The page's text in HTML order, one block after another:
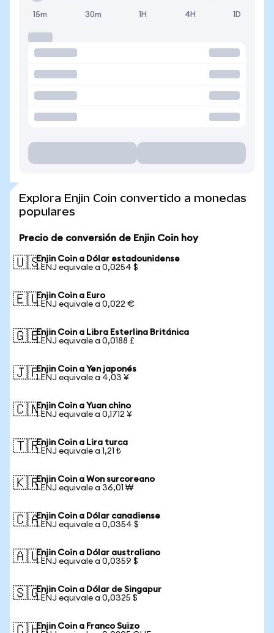
15m 30m 1H 4H 1D
Explora Enjin Coin convertido a monedas
populares
Precio de conversión de Enjin Coin hoy
🇺🇸Enjin Coin a Dólar estadounidense
1 ENJ equivale a 0,0254 $
🇪🇺Enjin Coin a Euro
1 ENJ equivale a 0,022 €
🇬🇧Enjin Coin a Libra Esterlina Británica
1 ENJ equivale a 0,0188 £
🇯🇵Enjin Coin a Yen japonés
1 ENJ equivale a 4,03 ¥
🇨🇳Enjin Coin a Yuan chino
1 ENJ equivale a 0,1712 ¥
🇹🇷Enjin Coin a Lira turca
1 ENJ equivale a 1,21 ₺
🇰🇷Enjin Coin a Won surcoreano
1 ENJ equivale a 36,01 ₩
🇨🇦Enjin Coin a Dólar canadiense
1 ENJ equivale a 0,0354 $
🇦🇺Enjin Coin a Dólar australiano
1 ENJ equivale a 0,0359 $
🇸🇬Enjin Coin a Dólar de Singapur
1 ENJ equivale a 0,0325 $
Enjin Coin a Franco Suizo